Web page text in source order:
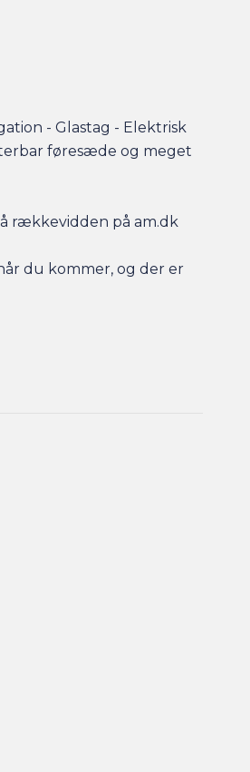
- Glastag - Elektrisk
føresæde og meget
rækkevidden på am.dk
du kommer, og der er